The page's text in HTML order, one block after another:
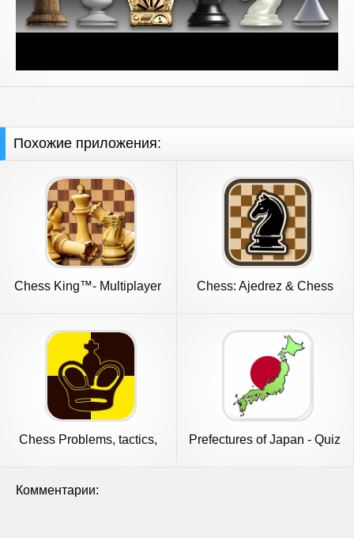
Похожие приложения:
Chess King™- Multiplayer
Chess: Ajedrez & Chess
Chess Problems, tactics,
Prefectures of Japan - Quiz
Комментарии: